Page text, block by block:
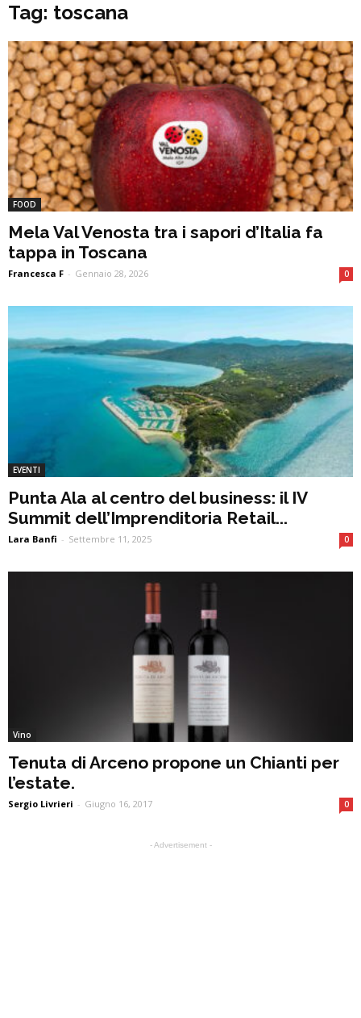
Tag: toscana
FOOD
Mela Val Venosta tra i sapori d’Italia fa
tappa in Toscana
Francesca F - Gennaio 28, 2026 0
EVENTI
Punta Ala al centro del business: il IV
Summit dell’Imprenditoria Retail...
Lara Banfi - Settembre 11, 2025 0
Vino
Tenuta di Arceno propone un Chianti per
l’estate.
Sergio Livrieri - Giugno 16, 2017 0
- Advertisement -